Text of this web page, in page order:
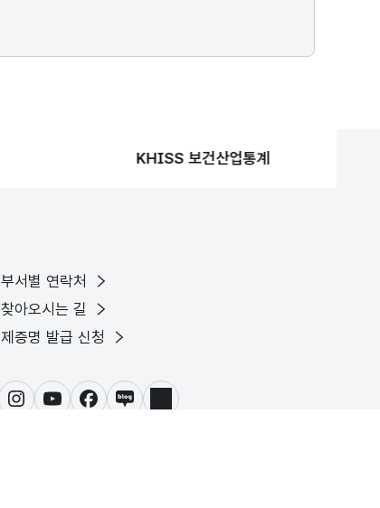
KHISS 보건산업통계
부서별 연락처
찾아오시는 길
제증명 발급 신청
인스타그램
유튜브페이스북블로그링크드인